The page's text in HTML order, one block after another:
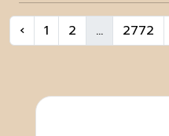
‹ 1 2 ... 2772